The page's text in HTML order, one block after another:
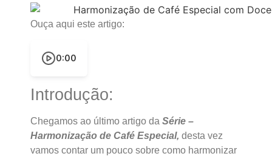
Ouça aqui este artigo:
0:00
Introdução:
Chegamos ao último artigo da Série –
Harmonização de Café Especial, desta vez
vamos contar um pouco sobre como harmonizar